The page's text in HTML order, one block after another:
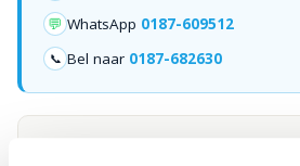
💬 WhatsApp 0187-609512
📞 Bel naar 0187-682630